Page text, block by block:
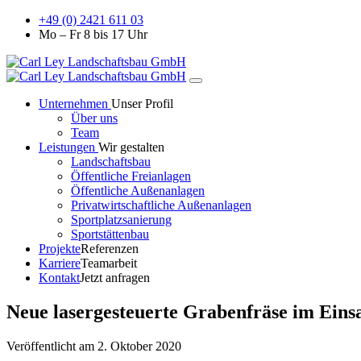
+49 (0) 2421 611 03
Mo – Fr 8 bis 17 Uhr
Unternehmen Unser Profil
Über uns
Team
Leistungen Wir gestalten
Landschaftsbau
Öffentliche Freianlagen
Öffentliche Außenanlagen
Privatwirtschaftliche Außenanlagen
Sportplatzsanierung
Sportstättenbau
ProjekteReferenzen
KarriereTeamarbeit
KontaktJetzt anfragen
Neue lasergesteuerte Grabenfräse im
Veröffentlicht am 2. Oktober 2020